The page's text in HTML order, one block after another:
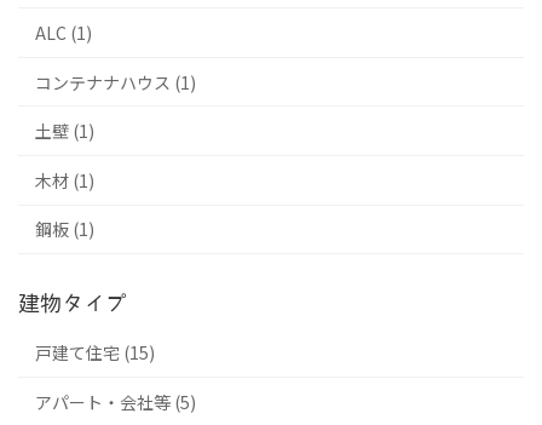
ALC (1)
コンテナナハウス (1)
土壁 (1)
木材 (1)
鋼板 (1)
建物タイプ
戸建て住宅 (15)
アパート・会社等 (5)